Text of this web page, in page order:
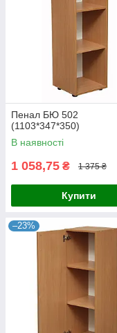
Пенал БЮ 502
(1103*347*350)
В наявності
1 058,75 ₴ 1 375 ₴
Купити
–23%